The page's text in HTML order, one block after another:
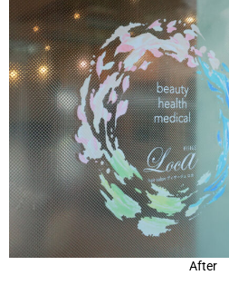
After